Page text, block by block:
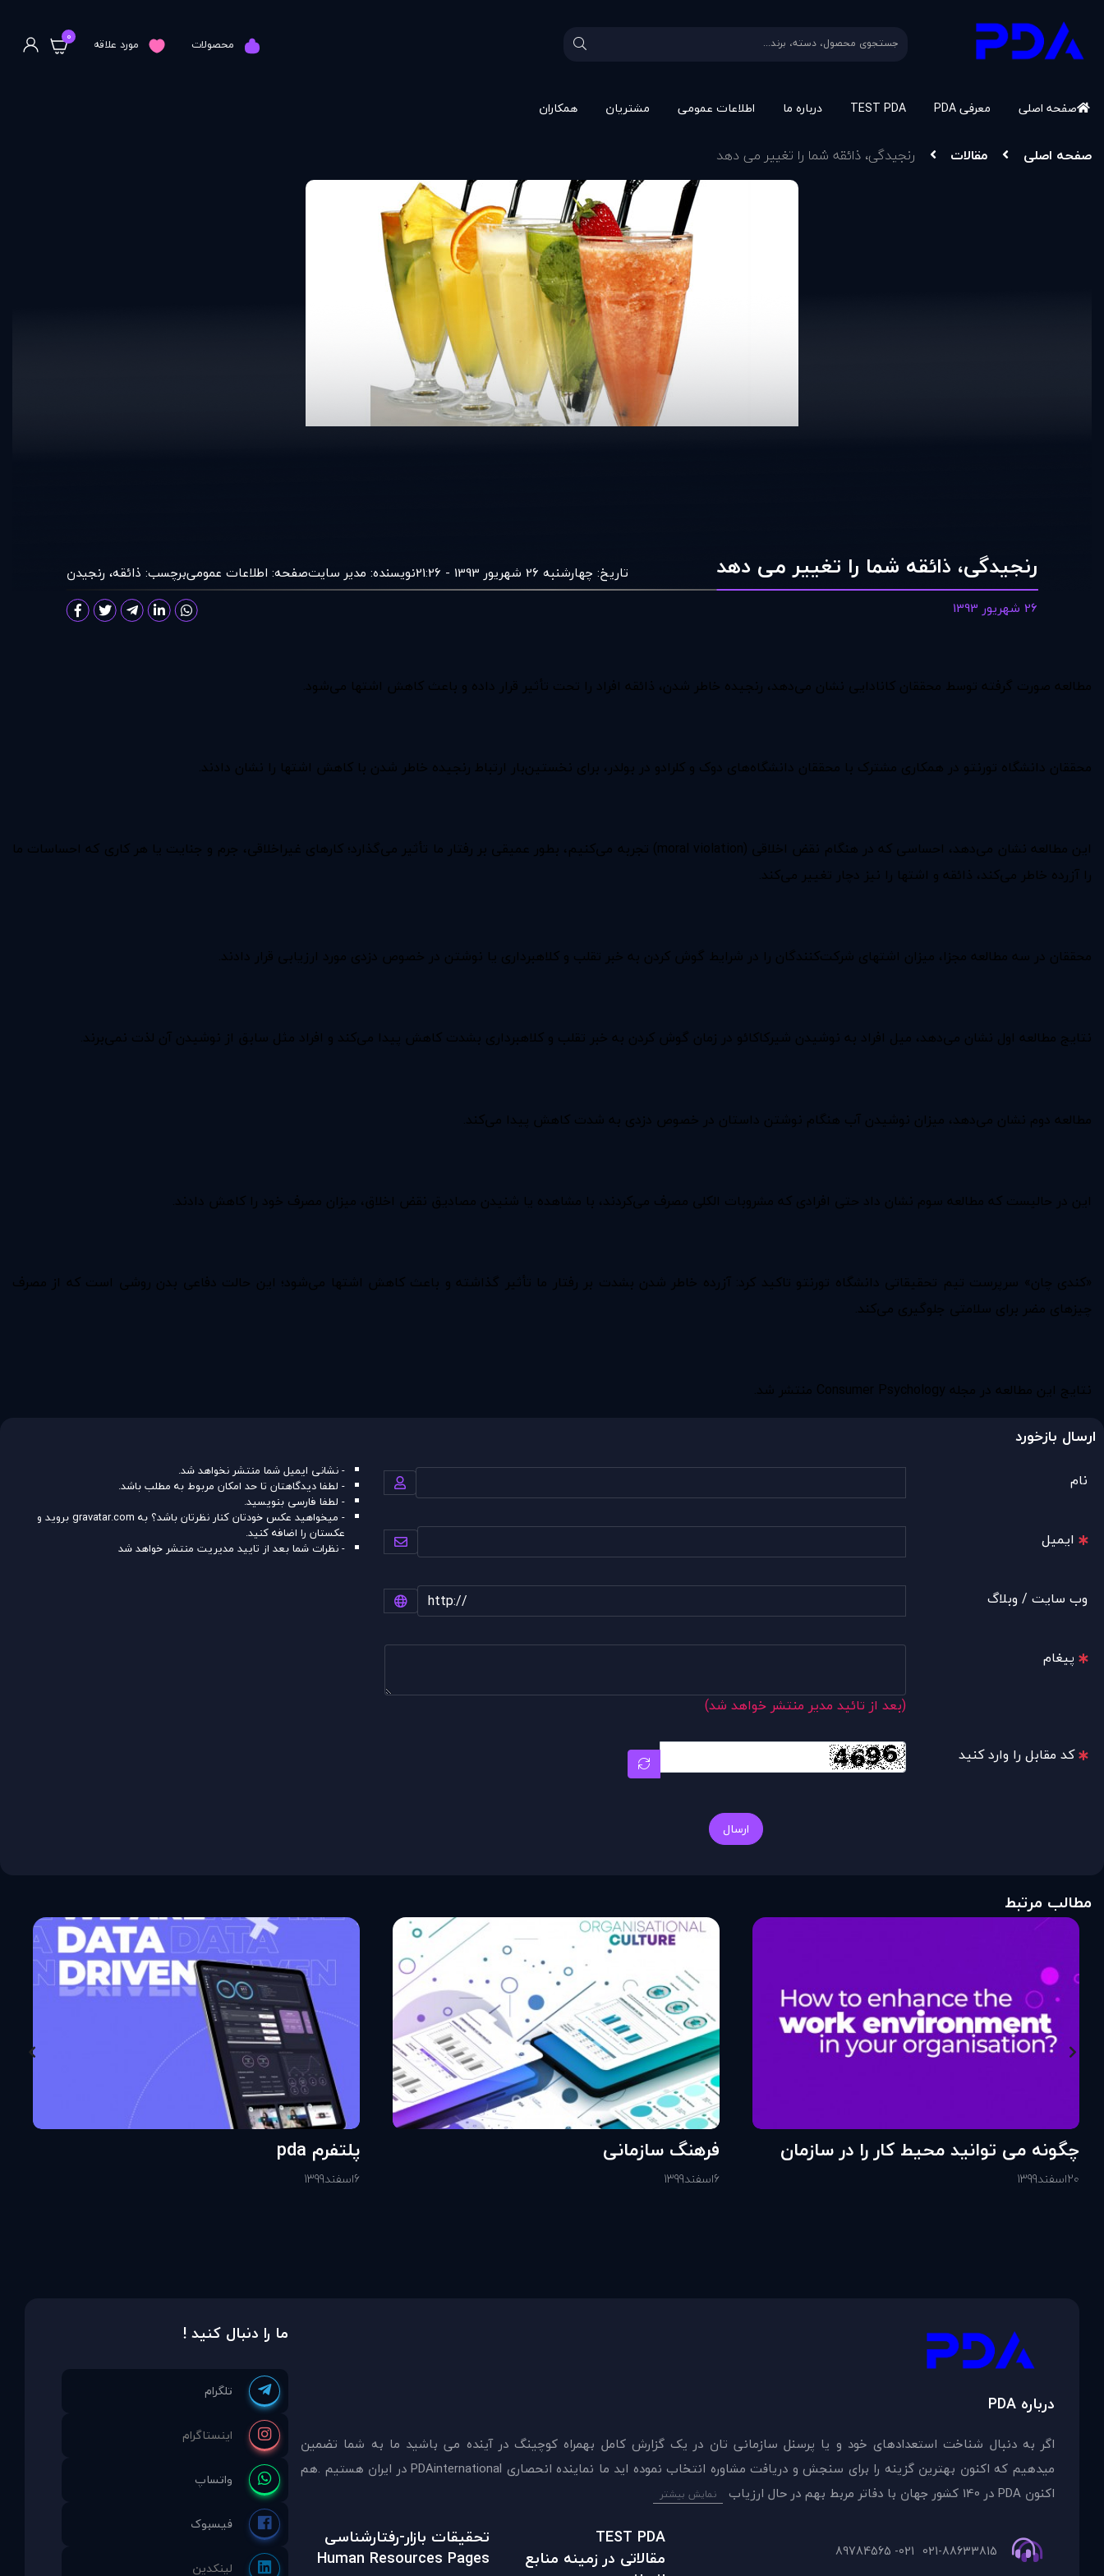
محصولات مورد علاقه 0
صفحه اصلی معرفی PDA TEST PDA درباره ما اطلاعات عمومی مشتريان همکاران
صفحه اصلی مقالات رنجیدگی، ذائقه شما را تغییر می دهد
رنجیدگی، ذائقه شما را تغییر می دهد تاریخ: چهارشنبه 26 شهریور 1393 - 21:26 نویسنده: مدير سايتصفحه: اطلاعات عمومیبرچسب: ذائقه، رنجیدن
26 شهریور 1393
مطالعه صورت گرفته توسط محققان کانادایی نشان می‌دهد، رنجیده خاطر شدن، ذائقه افراد را تحت تأثیر قرار داده و باعث کاهش اشتها می‌شود.
محققان دانشگاه تورنتو در همکاری مشترک با محققان دانشگاه‌های دوک و کلرادو در بولدر، برای نخستین‌بار ارتباط رنجیده خاطر شدن با کاهش اشتها را نشان دادند.
این مطالعه نشان می‌دهد، احساسی که در هنگام نقض اخلاقی (moral violation) تجربه می‌کنیم، بطور عمیقی بر رفتار ما تأثیر می‌گذارد؛ کارهای غیراخلاقی، جرم و جنایت یا هر کاری که احساسات ما
را آزرده خاطر می‌کند، ذائقه و اشتها را نیز دچار تغییر می‌کند.
محققان در سه مطالعه مجزا، میزان اشتهای شرکت‌کنندگان را در شرایط گوش کردن به خبر تقلب و کلاهبرداری یا نوشتن در خصوص دزدی مورد ارزیابی قرار دادند.
نتایج مطالعه اول نشان می‌دهد، میل افراد به نوشیدن شیرکاکائو در زمان گوش کردن به خبر تقلب و کلاهبرداری بشدت کاهش پیدا می‌کند و افراد مثل سابق از نوشیدن آن لذت نمی‌برند.
مطالعه دوم نشان می‌دهد، میزان نوشیدن آب هنگام نوشتن داستان در خصوص دزدی به شدت کاهش پیدا می‌کند.
این در حالیست که مطالعه سوم نشان داد حتی افرادی که مشروبات الکلی مصرف می‌کردند، با مشاهده یا شنیدن مصادیق نقض اخلاق، میزان مصرف خود را کاهش دادند.
«کندی چان» سرپرست تیم تحقیقاتی دانشگاه تورنتو تاکید کرد: آزرده خاطر شدن بشدت بر رفتار ما تأثیر گذاشته و باعث کاهش اشتها می‌شود؛ این حالت دفاعی بدن روشی است که از مصرف
چیزهای مضر برای سلامتی جلوگیری می‌کند.
نتایج این مطالعه در مجله Consumer Psychology منتشر شد.
ارسال بازخورد
نام
ایمیل
وب سایت / وبلاگ
پیغام
(بعد از تائید مدیر منتشر خواهد شد)
کد مقابل را وارد کنید
ارسال
- نشانی ایمیل شما منتشر نخواهد شد.
- لطفا دیدگاهتان تا حد امکان مربوط به مطلب باشد.
- لطفا فارسی بنویسید.
- میخواهید عکس خودتان کنار نظرتان باشد؟ به gravatar.comبروید و
عکستان را اضافه کنید.
- نظرات شما بعد از تایید مدیریت منتشر خواهد شد
مطالب مرتبط
چگونه می توانید محیط کار را در سازمان
خود تقویت کنید؟
20اسفند1399
فرهنگ سازمانی
6اسفند1399
پلتفرم pda
6اسفند1399
درباره PDA
اگر به دنبال شناخت استعدادهای خود و یا پرسنل سازمانی تان در يک گزارش کامل بهمراه کوچینگ در آینده می باشید ما به شما تضمين
ميدهيم که اکنون بهترين گزينه را برای سنجش و دريافت مشاوره انتخاب نموده ايد ما نماینده انحصاری PDAinternational در ایران هستیم .هم
اکنون PDA در 140 کشور جهان با دفاتر مربط بهم در حال ارزیاب
نمایش بیشتر
021-88633815
021- 89784565
TEST PDA
تحقیقات بازار-رفتارشناسی
مقالاتی در زمينه منابع
Human Resources Pages
ما را دنبال کنید !